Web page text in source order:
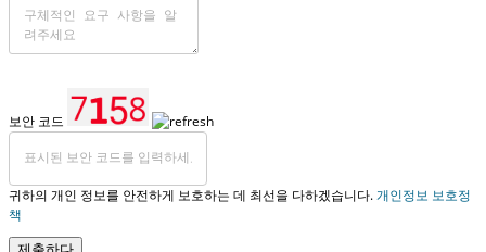
보안 코드
귀하의 개인 정보를 안전하게 보호하는 데 최선을 다하겠습니다.개인정보 보호정
책